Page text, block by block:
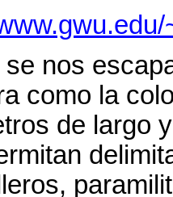
se nos
como la
de largo